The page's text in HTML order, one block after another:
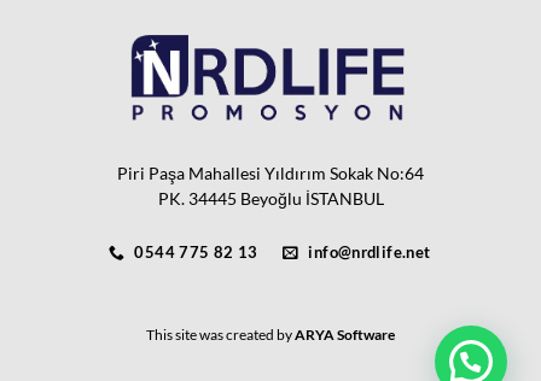
Piri Paşa Mahallesi Yıldırım Sokak No:64
PK. 34445 Beyoğlu İSTANBUL
0544 775 82 13 info@nrdlife.net
This site was created byARYA Software